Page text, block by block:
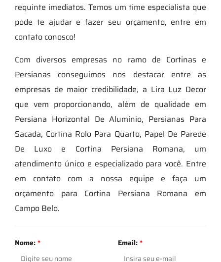
requinte imediatos. Temos um time especialista que
pode te ajudar e fazer seu orçamento, entre em
contato conosco!
Com diversos empresas no ramo de Cortinas e
Persianas conseguimos nos destacar entre as
empresas de maior credibilidade, a Lira Luz Decor
que vem proporcionando, além de qualidade em
Persiana Horizontal De Alumínio, Persianas Para
Sacada, Cortina Rolo Para Quarto, Papel De Parede
De Luxo e Cortina Persiana Romana, um
atendimento único e especializado para você. Entre
em contato com a nossa equipe e faça um
orçamento para Cortina Persiana Romana em
Campo Belo.
Nome:* Email:*